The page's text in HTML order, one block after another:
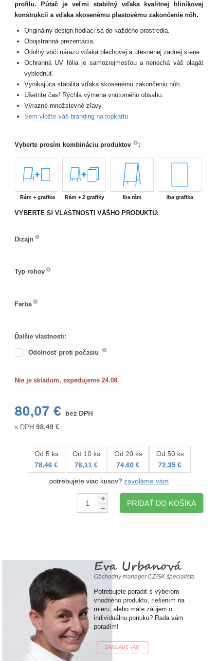
profilu.
Pútač je veľmi stabilný vďaka kvalitnej hliníkovej
konštrukcii a vďaka skosenému plastovému zakončenie nôh.
Originálny design hodiaci sa do každého prostredia.
Obojstranná prezentácia.
Odolný voči nárazu vďaka plechovej a utesnenej zadnej stene.
Ochranná UV fólia je samozrejmosťou a nenechá váš plagát
vyblednúť.
Vynikajúca stabilita vďaka skosenému zakončeniu nôh.
Ušetrite čas! Rýchla výmena vnútorného obsahu.
Výrazné množstevné zľavy.
Sem vložte váš branding na topkartu
Vyberte prosím kombináciu produktov :
Rám + grafika Rám + 2 grafiky Iba rám Iba grafika
VYBERTE SI VLASTNOSTI VÁŠHO PRODUKTU:
Dizajn
Typ rohov
Farba
Ďalšie vlastnosti:
Odolnosť proti počasiu
Nie je skladom, expedujeme 24.08.
80,07 €
bez DPH
s DPH 98,49 €
Od 5 ks
78,46 €
Od 10 ks
76,11 €
Od 20 ks
74,60 €
Od 50 ks
72,35 €
potrebujete viac kusov? zavoláme vám
Množstvo:
PRIDAŤ DO KOŠÍKA
Eva Urbanová
Obchodný manager CZ/SK špecialista
Potrebujete poradiť s výberom
vhodného produktu, riešením na
mieru, alebo máte záujem o
individuálnu ponuku? Rada vám
poradím!
ZAVOLÁME VÁM